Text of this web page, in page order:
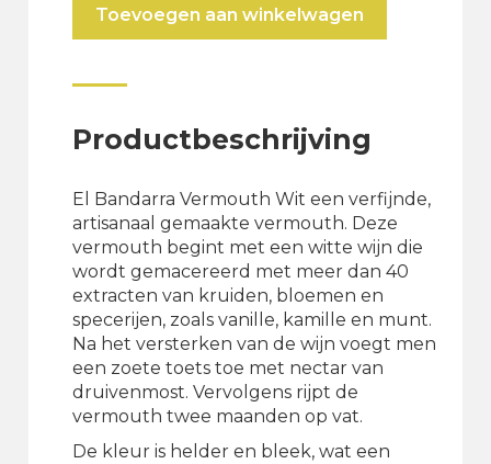
Bandarra
Toevoegen aan winkelwagen
Productbeschrijving
El Bandarra Vermouth Wit een verfijnde,
artisanaal gemaakte vermouth. Deze
vermouth begint met een witte wijn die
wordt gemacereerd met meer dan 40
extracten van kruiden, bloemen en
specerijen, zoals vanille, kamille en munt.
Na het versterken van de wijn voegt men
een zoete toets toe met nectar van
druivenmost. Vervolgens rijpt de
vermouth twee maanden op vat.
De kleur is helder en bleek, wat een